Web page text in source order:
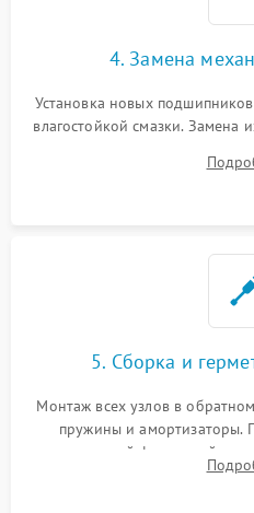
4. Замена
Установка новых
влагостойкой смазки. Замена
или поврежденной
5. Сборка и
Монтаж всех узлов в
пружины и амортизаторы.
надежной фиксацией
герметиком для